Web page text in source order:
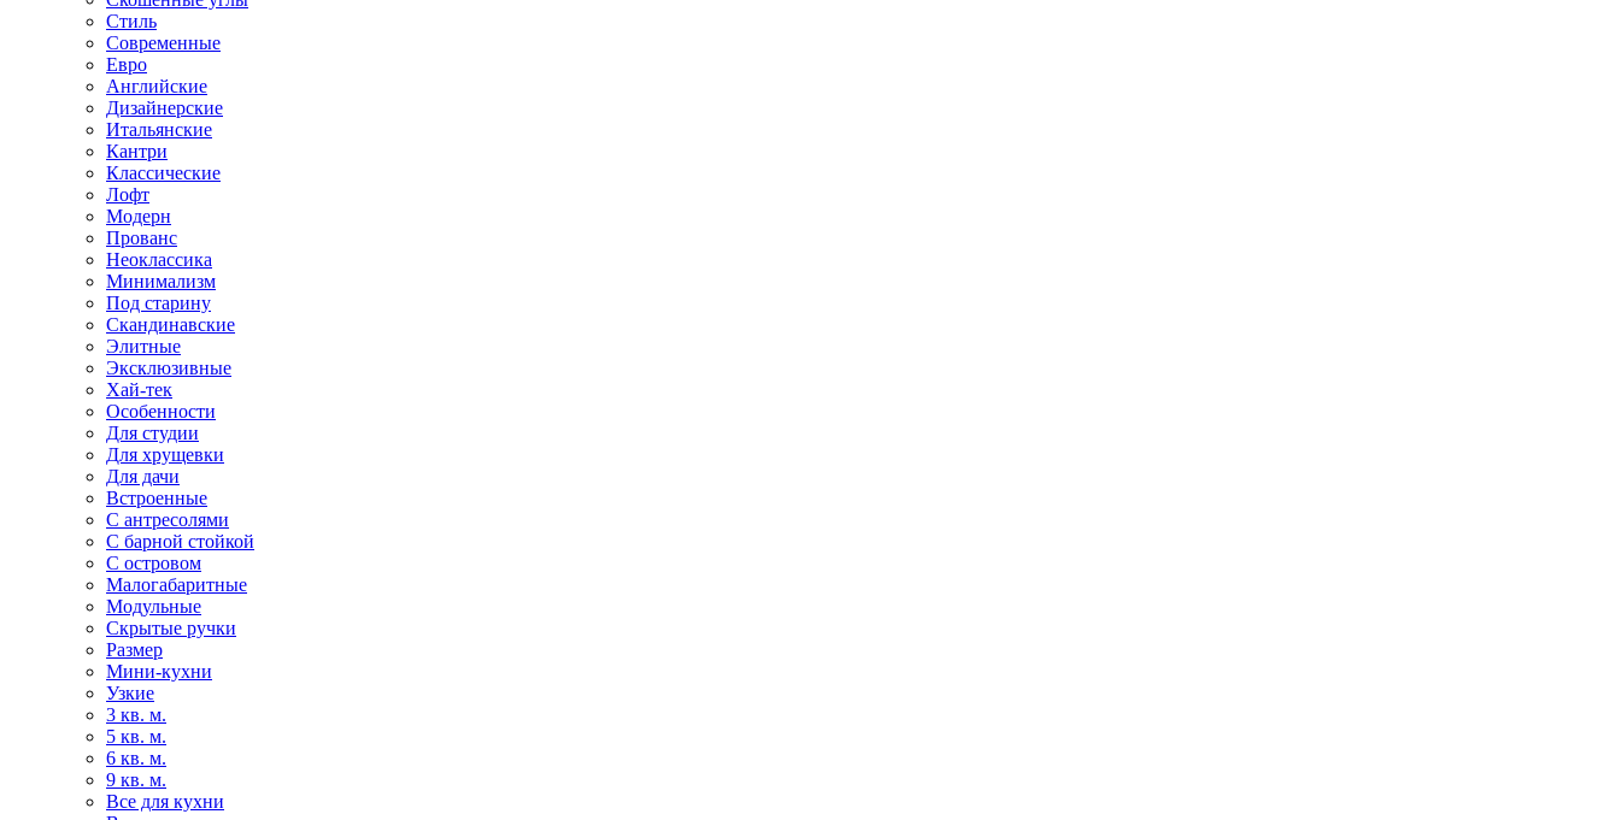
Стиль
Современные
Евро
Английские
Дизайнерские
Итальянские
Кантри
Классические
Лофт
Модерн
Прованс
Неоклассика
Минимализм
Под старину
Скандинавские
Элитные
Эксклюзивные
Хай-тек
Особенности
Для студии
Для хрущевки
Для дачи
Встроенные
С антресолями
С барной стойкой
С островом
Малогабаритные
Модульные
Скрытые ручки
Размер
Мини-кухни
Узкие
3 кв. м.
5 кв. м.
6 кв. м.
9 кв. м.
Все для кухни